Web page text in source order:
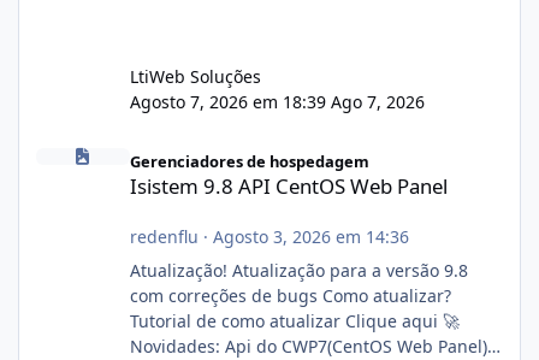
LtiWeb Soluções
Agosto 7, 2026 em 18:39 Ago 7, 2026
Isistem 9.8 API CentOS Web Panel
Gerenciadores de hospedagem
Isistem 9.8 API CentOS Web Panel
redenflu · Agosto 3, 2026 em 14:36
Atualização! Atualização para a versão 9.8
com correções de bugs Como atualizar?
Tutorial de como atualizar Clique aqui 🚀
Novidades: Api do CWP7(CentOS Web Panel)